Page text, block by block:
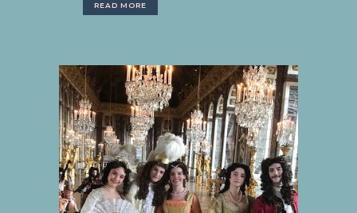
READ MORE